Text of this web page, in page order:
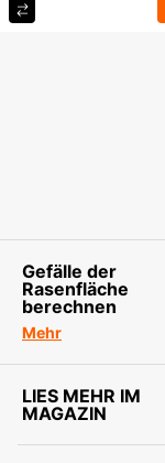
Gefälle der
Rasenfläche
berechnen
Mehr
LIES MEHR IM
MAGAZIN